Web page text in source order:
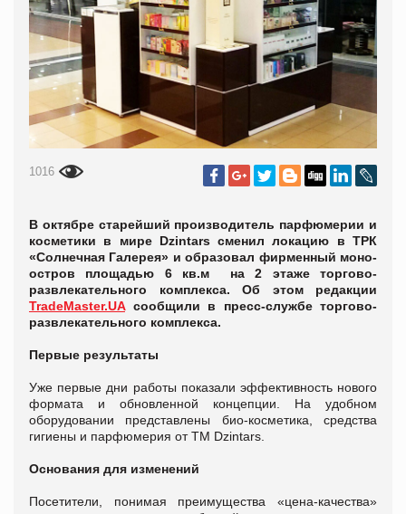
1016
В октябре старейший производитель парфюмерии и
косметики в мире Dzintars сменил локацию в ТРК
«Солнечная Галерея» и образовал фирменный моно-
остров площадью 6 кв.м на 2 этаже торгово-
развлекательного комплекса. Об этом редакции
TradeMaster.UAсообщили в пресс-службе торгово-
развлекательного комплекса.
Первые результаты
Уже первые дни работы показали эффективность нового
формата и обновленной концепции. На удобном
оборудовании представлены био-косметика, средства
гигиены и парфюмерия от ТМ Dzintars.
Основания для изменений
Посетители, понимая преимущества «цена-качества»